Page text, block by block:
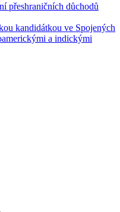
přeshraničních důchodů
kandidátkou ve Spojených
a indickými